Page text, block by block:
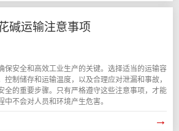
碱运输注意事项
保安全和高效工业生产的关键。选择适当的运输容
控制储存和运输温度，以及合理应对泄漏和事故，
全的重要步骤。只有严格遵守这些注意事项，才能
不会对人员和环境产生危害。
→